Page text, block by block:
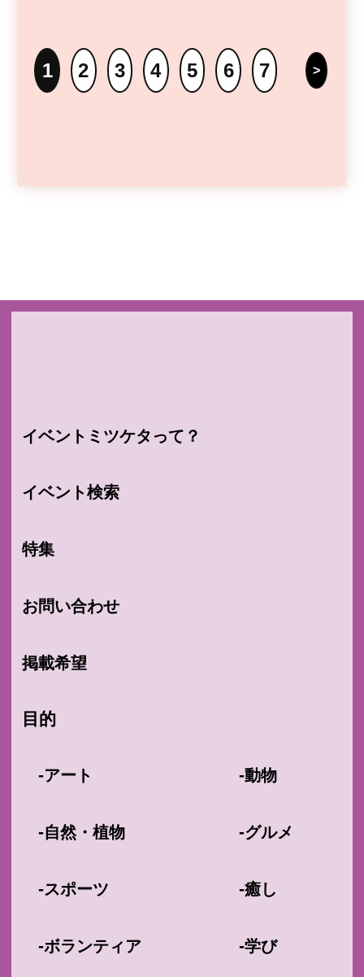
1 2 3 4 5 6 7 >
イベントミツケタって？
イベント検索
特集
お問い合わせ
掲載希望
目的
-アート
-自然・植物
-スポーツ
-ボランティア
-動物
-グルメ
-癒し
-学び